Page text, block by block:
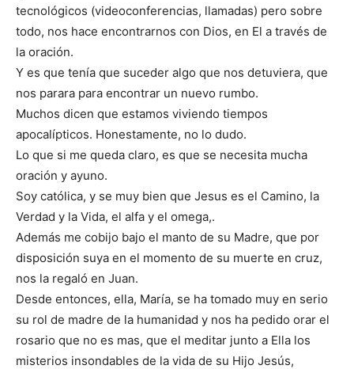
tecnológicos (videoconferencias, llamadas) pero sobre
todo, nos hace encontrarnos con Dios, en El a través de
la oración.
Y es que tenía que suceder algo que nos detuviera, que
nos parara para encontrar un nuevo rumbo.
Muchos dicen que estamos viviendo tiempos
apocalípticos. Honestamente, no lo dudo.
Lo que si me queda claro, es que se necesita mucha
oración y ayuno.
Soy católica, y se muy bien que Jesus es el Camino, la
Verdad y la Vida, el alfa y el omega,.
Además me cobijo bajo el manto de su Madre, que por
disposición suya en el momento de su muerte en cruz,
nos la regaló en Juan.
Desde entonces, ella, María, se ha tomado muy en serio
su rol de madre de la humanidad y nos ha pedido orar el
rosario que no es mas, que el meditar junto a Ella los
misterios insondables de la vida de su Hijo Jesús,